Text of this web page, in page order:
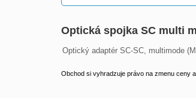
Optická spojka SC multi
Optický adaptér SC-SC, multimode
Obchod si vyhradzuje právo na zmenu ceny